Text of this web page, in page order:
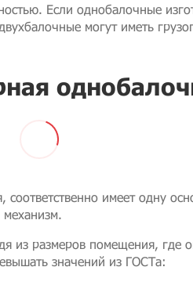
Если однобалочные
могут иметь
имеет одну
из размеров помещения, где
значений из ГОСТа: